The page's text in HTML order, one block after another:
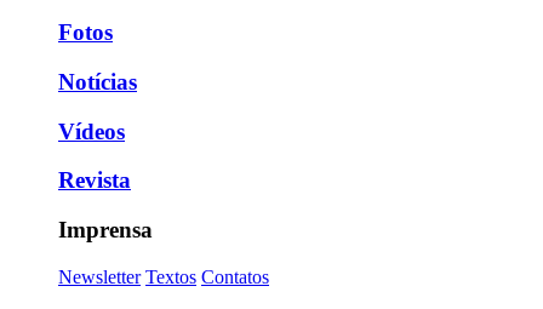
Fotos
Notícias
Vídeos
Revista
Imprensa
Newsletter Textos Contatos